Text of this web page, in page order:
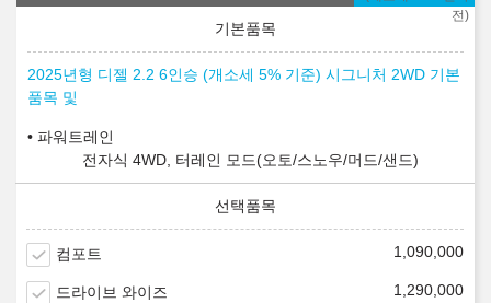
전)
2025년형 디젤 2.2 6인승 (개소세 5% 기준) 시그니처 2WD 기본
품목 및
파워트레인
전자식 4WD, 터레인 모드(오토/스노우/머드/샌드)
컴포트 1,090,000
드라이브 와이즈 1,290,000